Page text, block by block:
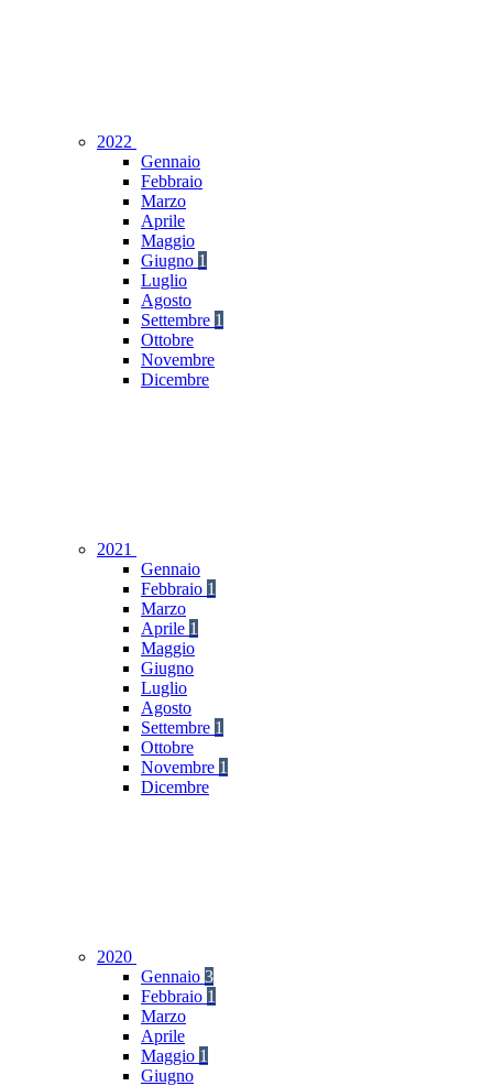
2022
Gennaio
Febbraio
Marzo
Aprile
Maggio
Giugno 1
Luglio
Agosto
Settembre 1
Ottobre
Novembre
Dicembre
2021
Gennaio
Febbraio 1
Marzo
Aprile 1
Maggio
Giugno
Luglio
Agosto
Settembre 1
Ottobre
Novembre 1
Dicembre
2020
Gennaio 3
Febbraio 1
Marzo
Aprile
Maggio 1
Giugno